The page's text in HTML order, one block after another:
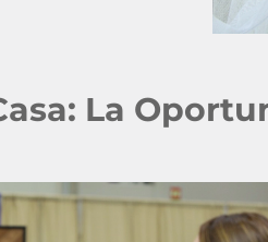
La